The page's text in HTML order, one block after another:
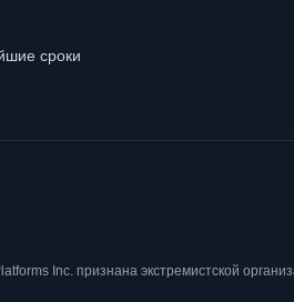
сроки
Inc. признана экстремистской